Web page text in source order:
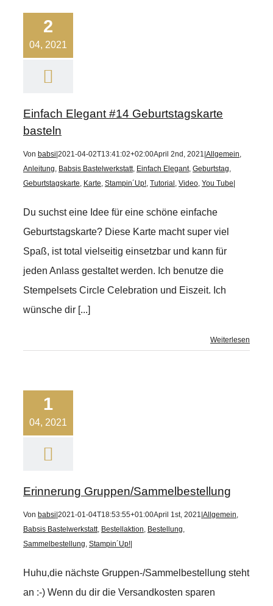
2
04, 2021
Einfach Elegant #14 Geburtstagskarte
basteln
Von babsi 2021-04-02T13:41:02+02:00April 2nd, 2021 Allgemein,
Anleitung, Babsis Bastelwerkstatt, Einfach Elegant, Geburtstag,
Geburtstagskarte, Karte, Stampin´Up!, Tutorial , Video, You Tube
Du suchst eine Idee für eine schöne einfache
Geburtstagskarte? Diese Karte macht super viel
Spaß, ist total vielseitig einsetzbar und kann für
jeden Anlass gestaltet werden. Ich benutze die
Stempelsets Circle Celebration und Eiszeit. Ich
wünsche dir [...]
Weiterlesen
1
04, 2021
Erinnerung Gruppen/Sammelbestellung
Von babsi 2021-01-04T18:53:55+01:00April 1st, 2021 Allgemein,
Babsis Bastelwerkstatt, Bestellaktion, Bestellung,
Sammelbestellung, Stampin´Up!
Huhu,die nächste Gruppen-/Sammelbestellung steht
an :-) Wenn du dir die Versandkosten sparen